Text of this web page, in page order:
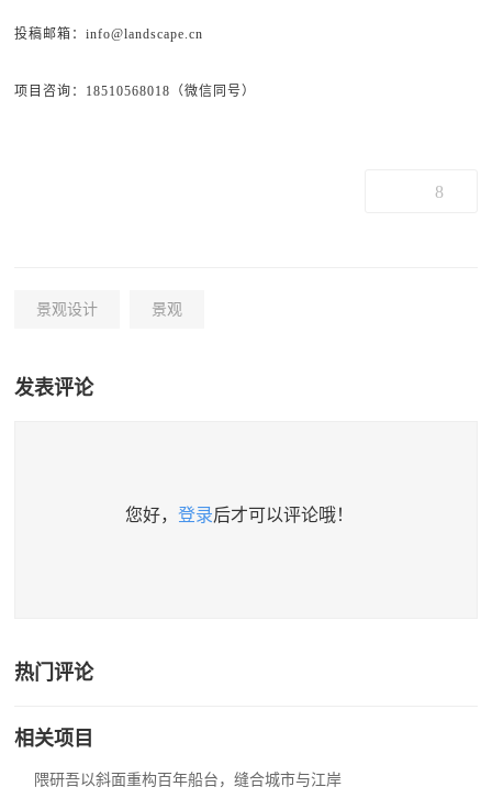
投稿邮箱：info@landscape.cn
项目咨询：18510568018（微信同号）
8
景观设计 景观
发表评论
您好， 登录后才可以评论哦！
热门评论
相关项目
隈研吾以斜面重构百年船台，缝合城市与江岸